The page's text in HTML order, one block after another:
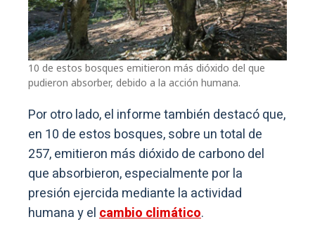
10 de estos bosques emitieron más dióxido del que
pudieron absorber, debido a la acción humana.
Por otro lado, el informe también destacó que,
en 10 de estos bosques, sobre un total de
257, emitieron más dióxido de carbono del
que absorbieron, especialmente por la
presión ejercida mediante la actividad
humana y elcambio climático.